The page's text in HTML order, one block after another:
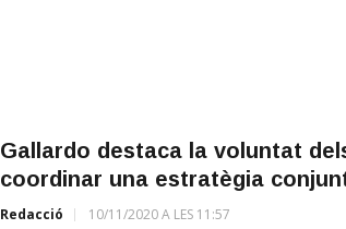
Gallardo destaca la voluntat
coordinar una estratègia
Redacció 10/11/2020 A LES 11:57